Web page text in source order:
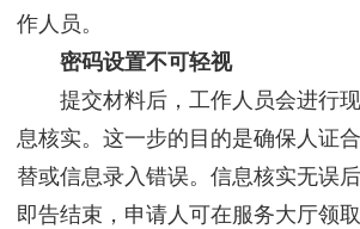
作人员。
密码设置不可轻视
提交材料后，工作人员会进行现
息核实。这一步的目的是确保人证
替或信息录入错误。信息核实无误
即告结束，申请人可在服务大厅领